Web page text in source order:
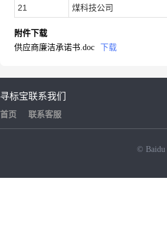
21
煤科技公司
附件下载
供应商廉洁承诺书.doc
下载
寻标宝
首页
联系我们
联系客服
© Baidu